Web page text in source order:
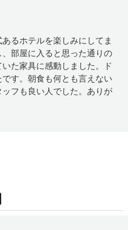
るホテルを楽しみにしてま
部屋に入ると思った通りの
た家具に感動しました。ド
す。朝食も何とも言えない
フも良い人でした。ありが